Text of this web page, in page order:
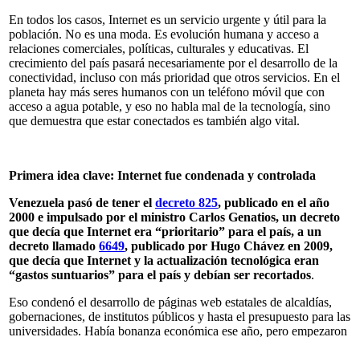
En todos los casos, Internet es un servicio urgente y útil para la
población. No es una moda. Es evolución humana y acceso a
relaciones comerciales, políticas, culturales y educativas. El
crecimiento del país pasará necesariamente por el desarrollo de la
conectividad, incluso con más prioridad que otros servicios. En el
planeta hay más seres humanos con un teléfono móvil que con
acceso a agua potable, y eso no habla mal de la tecnología, sino
que demuestra que estar conectados es también algo vital.
Primera idea clave: Internet fue condenada y controlada
Venezuela pasó de tener el decreto 825, publicado en el año
2000 e impulsado por el ministro Carlos Genatios, un decreto
que decía que Internet era “prioritario” para el país, a un
decreto llamado 6649, publicado por Hugo Chávez en 2009,
que decía que Internet y la actualización tecnológica eran
“gastos suntuarios” para el país y debían ser recortados.
Eso condenó el desarrollo de páginas web estatales de alcaldías,
gobernaciones, de institutos públicos y hasta el presupuesto para las
universidades. Había bonanza económica ese año, pero empezaron